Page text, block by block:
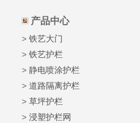
产品中心
> 铁艺大门
> 铁艺护栏
> 静电喷涂护栏
> 道路隔离护栏
> 草坪护栏
> 浸塑护栏网